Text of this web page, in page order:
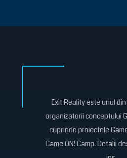
Exit Reality este unul
organizatorii conceptului
cuprinde proiectele
Game ON! Camp. Detalii